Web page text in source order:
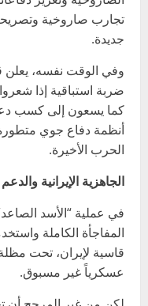
تجارب صاروخية
جديدة.
وفي الوقت نفسه، يعلن
ضربة استباقية إذا
كما يسعون إلى كسب
أنظمة دفاع جوي
الحرب الأخيرة.
الجاهزية الإيرانية
في عملية “الأسد
المفاجأة الكاملة
قاسية لإيران، تحت
عسكرياً غير مسبوق.